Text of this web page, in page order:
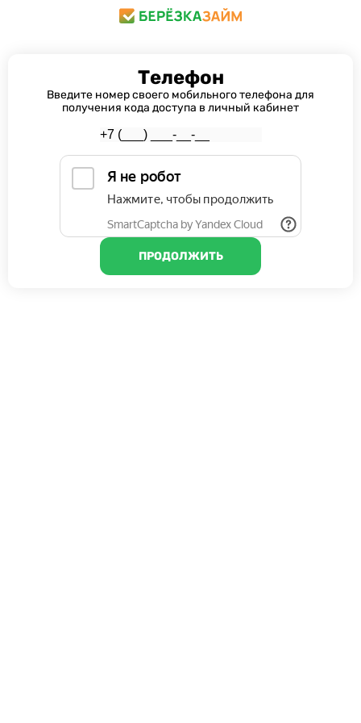
Телефон
Введите номер своего мобильного телефона для
получения кода доступа в личный кабинет
ПРОДОЛЖИТЬ